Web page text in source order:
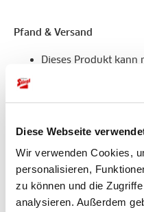
Diese Webseite
Wir verwenden Cookies,
personalisieren,
zu können und die
analysieren. Außerdem
Pfand & Versand
Dieses Produkt kann
Ab einem
Da es sich bei
an.